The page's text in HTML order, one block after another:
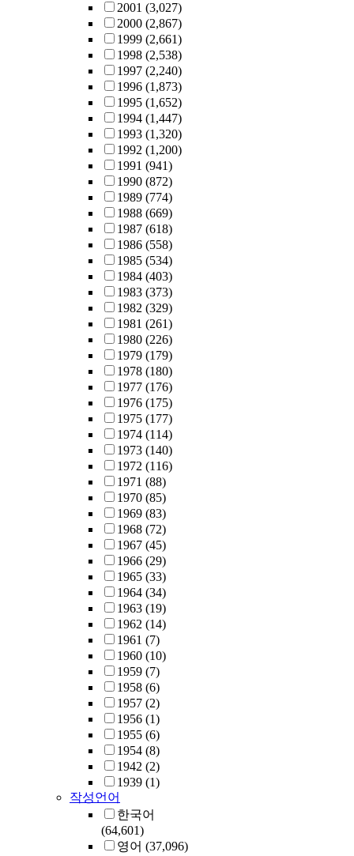
2001 (3,027)
2000 (2,867)
1999 (2,661)
1998 (2,538)
1997 (2,240)
1996 (1,873)
1995 (1,652)
1994 (1,447)
1993 (1,320)
1992 (1,200)
1991 (941)
1990 (872)
1989 (774)
1988 (669)
1987 (618)
1986 (558)
1985 (534)
1984 (403)
1983 (373)
1982 (329)
1981 (261)
1980 (226)
1979 (179)
1978 (180)
1977 (176)
1976 (175)
1975 (177)
1974 (114)
1973 (140)
1972 (116)
1971 (88)
1970 (85)
1969 (83)
1968 (72)
1967 (45)
1966 (29)
1965 (33)
1964 (34)
1963 (19)
1962 (14)
1961 (7)
1960 (10)
1959 (7)
1958 (6)
1957 (2)
1956 (1)
1955 (6)
1954 (8)
1942 (2)
1939 (1)
작성언어
한국어
(64,601)
영어 (37,096)